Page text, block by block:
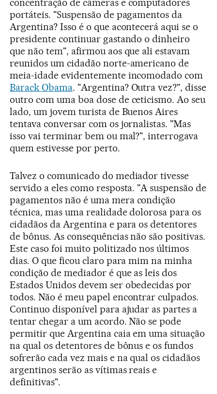
concentração de câmeras e computadores
portáteis. "Suspensão de pagamentos da
Argentina? Isso é o que acontecerá aqui se o
presidente continuar gastando o dinheiro
que não tem", afirmou aos que ali estavam
reunidos um cidadão norte-americano de
meia-idade evidentemente incomodado com
Barack Obama. "Argentina? Outra vez?", disse
outro com uma boa dose de ceticismo. Ao seu
lado, um jovem turista de Buenos Aires
tentava conversar com os jornalistas. "Mas
isso vai terminar bem ou mal?", interrogava
quem estivesse por perto.
Talvez o comunicado do mediador tivesse
servido a eles como resposta. "A suspensão de
pagamentos não é uma mera condição
técnica, mas uma realidade dolorosa para os
cidadãos da Argentina e para os detentores
de bônus. As consequências não são positivas.
Este caso foi muito politizado nos últimos
dias. O que ficou claro para mim na minha
condição de mediador é que as leis dos
Estados Unidos devem ser obedecidas por
todos. Não é meu papel encontrar culpados.
Continuo disponível para ajudar as partes a
tentar chegar a um acordo. Não se pode
permitir que Argentina caia em uma situação
na qual os detentores de bônus e os fundos
sofrerão cada vez mais e na qual os cidadãos
argentinos serão as vítimas reais e
definitivas".